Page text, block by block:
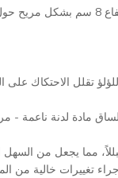
تتلاءم واقيات التسرب
تقلل الاحتكاك
مادة لدنة ناعمة -
مما يجعل من
تغييرات خالية من